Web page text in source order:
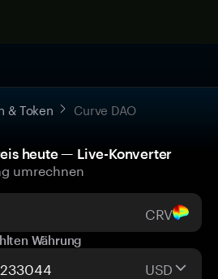
& Token Curve DAO
heute — Live-Konverter
umrechnen
CRV
Währung
USD